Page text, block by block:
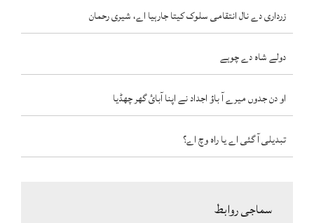
زرداری دے نال انتقامی سلوک کیتا جارہیا اے، شیری رحمان
دولے شاہ دے چوہے
او دن جدوں میرے آ باؤ اجداد نے اپنا آبائ گھر چھڈیا
تبدیلی آ گئی اے یا راہ وچ اے؟
سماجی روابط